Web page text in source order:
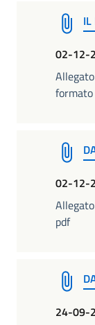
02-12-
02-12-
pdf
24-09-